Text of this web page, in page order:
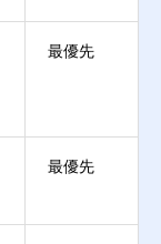
最優先
最優先